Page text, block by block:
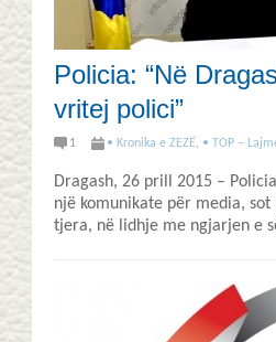
Policia: “Në
vritej polici”
1 • Kronika e ZEZË, • TOP –
Dragash, 26 prill 2015 –
një komunikate për media,
tjera, në lidhje me ngjarjen e